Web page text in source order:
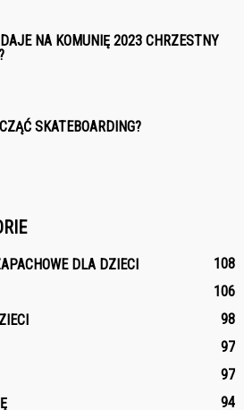
NA KOMUNIĘ 2023 CHRZESTNY
SKATEBOARDING?
DLA DZIECI
108
106
98
97
97
94